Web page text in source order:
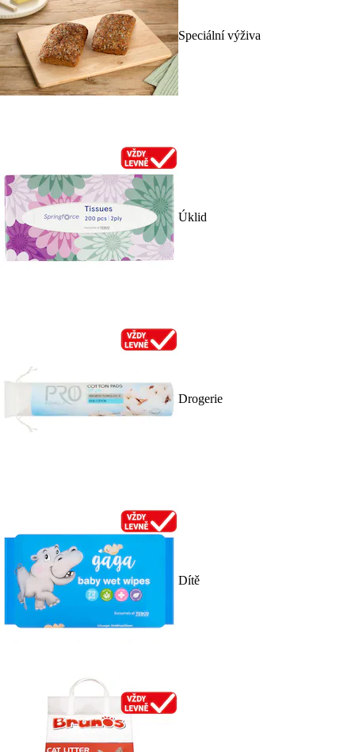
Speciální výživa
Úklid
Drogerie
Dítě